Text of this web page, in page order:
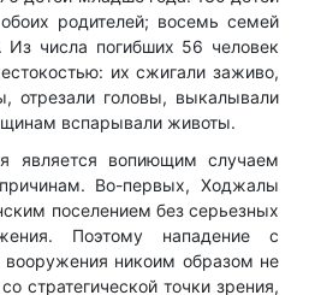
родителей; восемь семей
Из числа погибших 56 человек
их сжигали заживо,
отрезали головы, выкалывали
вспарывали животы.
является вопиющим случаем
Во-первых, Ходжалы
поселением без серьезных
Поэтому нападение с
никоим образом не
стратегической точки зрения,